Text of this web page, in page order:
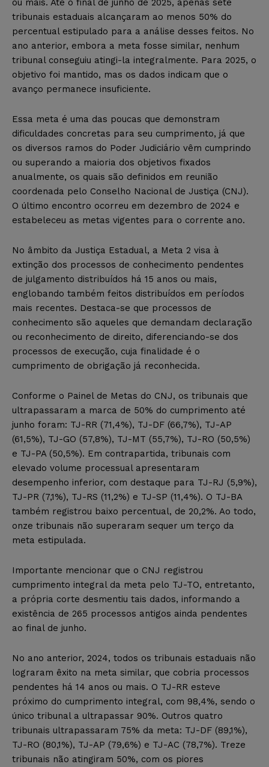
ou mais. Até o final de junho de 2025, apenas sete
tribunais estaduais alcançaram ao menos 50% do
percentual estipulado para a análise desses feitos. No
ano anterior, embora a meta fosse similar, nenhum
tribunal conseguiu atingi-la integralmente. Para 2025, o
objetivo foi mantido, mas os dados indicam que o
avanço permanece insuficiente.
Essa meta é uma das poucas que demonstram
dificuldades concretas para seu cumprimento, já que
os diversos ramos do Poder Judiciário vêm cumprindo
ou superando a maioria dos objetivos fixados
anualmente, os quais são definidos em reunião
coordenada pelo Conselho Nacional de Justiça (CNJ).
O último encontro ocorreu em dezembro de 2024 e
estabeleceu as metas vigentes para o corrente ano.
No âmbito da Justiça Estadual, a Meta 2 visa à
extinção dos processos de conhecimento pendentes
de julgamento distribuídos há 15 anos ou mais,
englobando também feitos distribuídos em períodos
mais recentes. Destaca-se que processos de
conhecimento são aqueles que demandam declaração
ou reconhecimento de direito, diferenciando-se dos
processos de execução, cuja finalidade é o
cumprimento de obrigação já reconhecida.
Conforme o Painel de Metas do CNJ, os tribunais que
ultrapassaram a marca de 50% do cumprimento até
junho foram: TJ-RR (71,4%), TJ-DF (66,7%), TJ-AP
(61,5%), TJ-GO (57,8%), TJ-MT (55,7%), TJ-RO (50,5%)
e TJ-PA (50,5%). Em contrapartida, tribunais com
elevado volume processual apresentaram
desempenho inferior, com destaque para TJ-RJ (5,9%),
TJ-PR (7,1%), TJ-RS (11,2%) e TJ-SP (11,4%). O TJ-BA
também registrou baixo percentual, de 20,2%. Ao todo,
onze tribunais não superaram sequer um terço da
meta estipulada.
Importante mencionar que o CNJ registrou
cumprimento integral da meta pelo TJ-TO, entretanto,
a própria corte desmentiu tais dados, informando a
existência de 265 processos antigos ainda pendentes
ao final de junho.
No ano anterior, 2024, todos os tribunais estaduais não
lograram êxito na meta similar, que cobria processos
pendentes há 14 anos ou mais. O TJ-RR esteve
próximo do cumprimento integral, com 98,4%, sendo o
único tribunal a ultrapassar 90%. Outros quatro
tribunais ultrapassaram 75% da meta: TJ-DF (89,1%),
TJ-RO (80,1%), TJ-AP (79,6%) e TJ-AC (78,7%). Treze
tribunais não atingiram 50%, com os piores